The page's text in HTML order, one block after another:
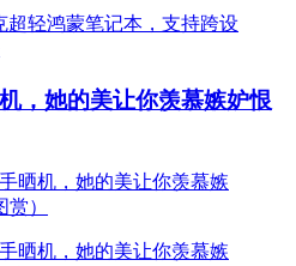
，她的美让你羡慕嫉妒恨